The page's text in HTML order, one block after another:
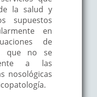
la salud y
supuestos
en
de
que no se
a las
nosológicas